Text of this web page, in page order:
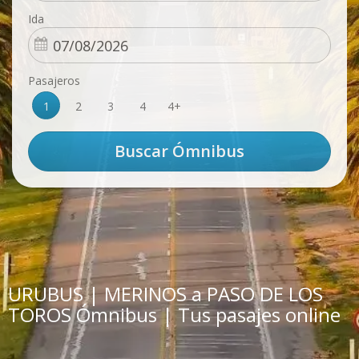
Ida
Pasajeros
1
2 3 4 4+
URUBUS | MERINOS a PASO DE LOS
TOROS Ómnibus | Tus pasajes online